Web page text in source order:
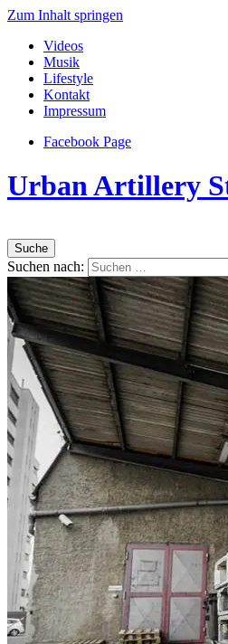
Zum Inhalt springen
Videos
Musik
Lifestyle
Kontakt
Impressum
Facebook Page
Urban Artillery
Suche
Suchen nach: